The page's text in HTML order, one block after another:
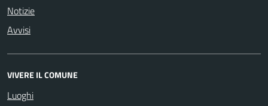
Notizie
Avvisi
VIVERE IL COMUNE
Luoghi